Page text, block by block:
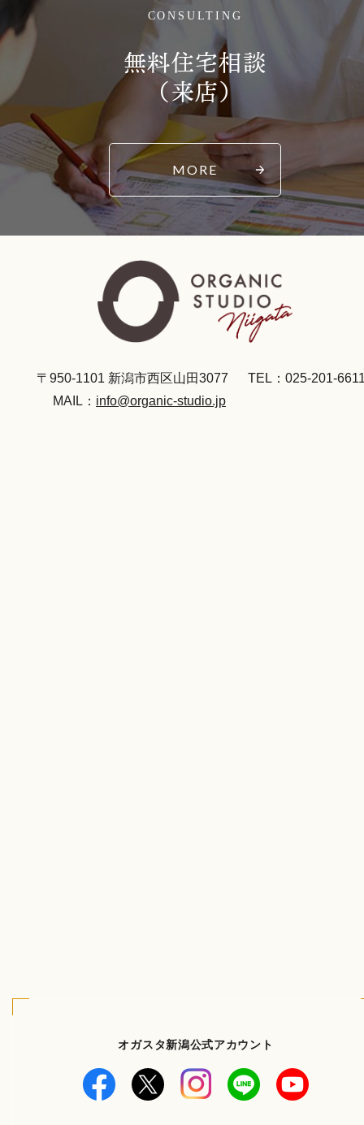
CONSULTING
無料住宅相談
（来店）
MORE
〒950-1101 新潟市西区山田3077
TEL：025-201-
MAIL： info@organic-studio.jp
オガスタ新潟公式アカウント